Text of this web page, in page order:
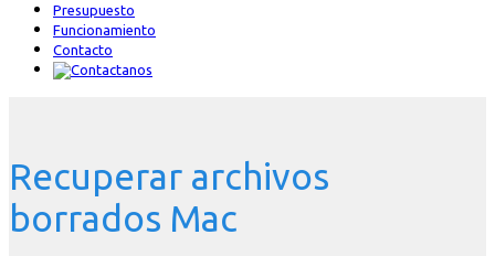
Presupuesto
Funcionamiento
Contacto
Recuperar archivos
borrados Mac